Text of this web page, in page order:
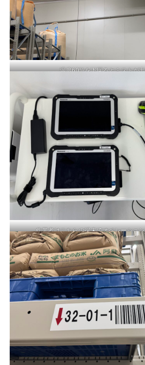
湿度60%を下回るとミストが
作業者はこちらの端末でオペレーショ